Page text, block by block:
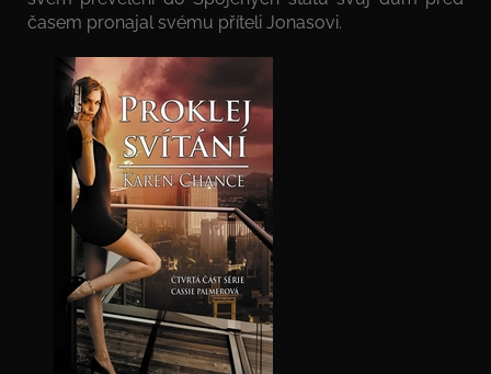
časem pronajal svému příteli Jonasovi.